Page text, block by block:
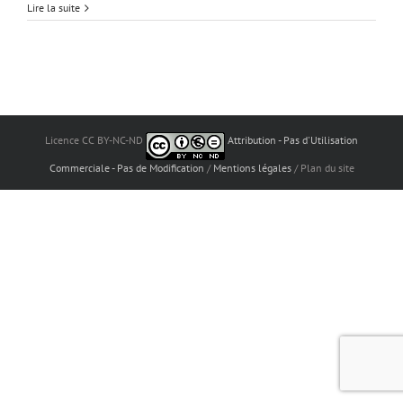
Lire la suite
Licence CC BY-NC-ND Attribution - Pas d'Utilisation
Commerciale - Pas de Modification / Mentions légales/ Plan du site